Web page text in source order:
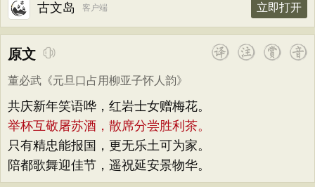
古文岛 客户端 立即打开
原文
董必武 《元旦口占用柳亚子怀人韵》
共庆新年笑语哗，红岩士女赠梅花。
举杯互敬屠苏酒，散席分尝胜利茶。
只有精忠能报国，更无乐土可为家。
陪都歌舞迎佳节，遥祝延安景物华。